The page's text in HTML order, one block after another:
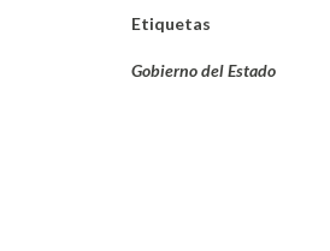
Etiquetas
Gobierno del Estado